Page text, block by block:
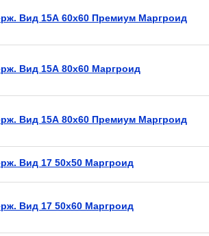
Вид 15А 60х60 Премиум Маргроид
Вид 15А 80х60 Маргроид
Вид 15А 80х60 Премиум Маргроид
Вид 17 50х50 Маргроид
Вид 17 50х60 Маргроид